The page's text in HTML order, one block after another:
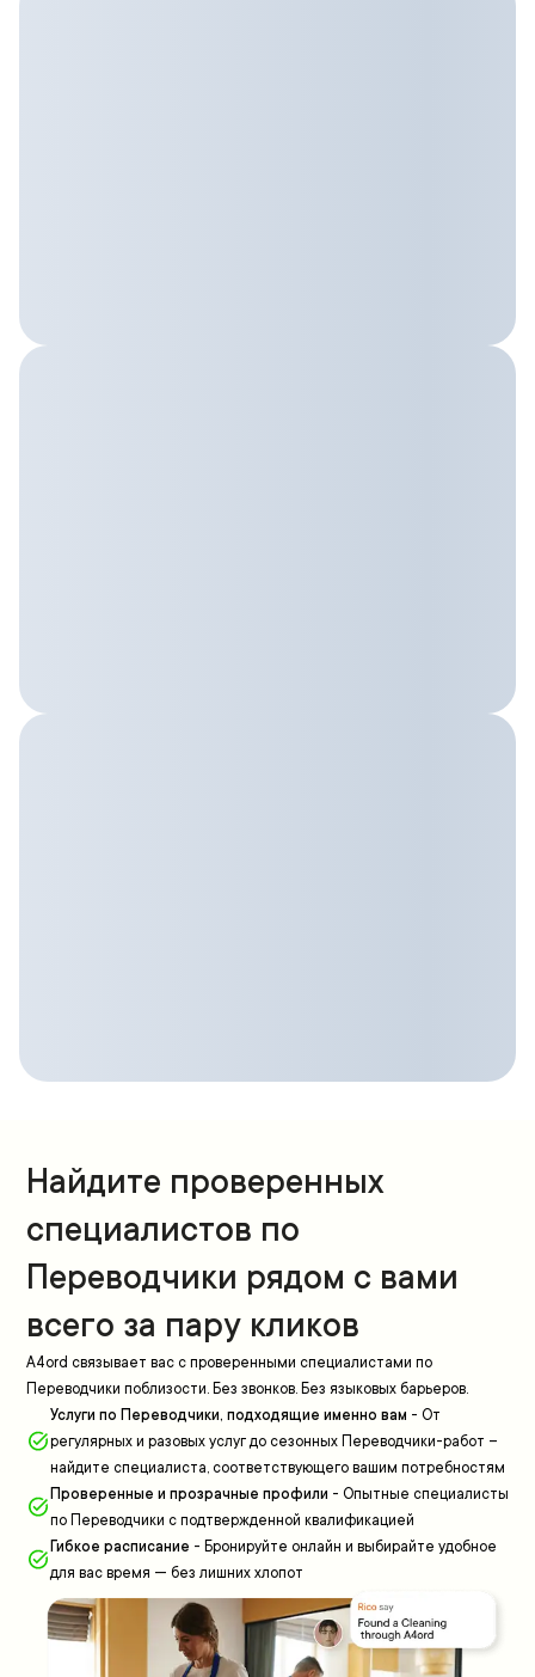
Найдите проверенных
специалистов по
Переводчики рядом с вами
всего за пару кликов
A4ord связывает вас с проверенными специалистами по
Переводчики поблизости. Без звонков. Без языковых барьеров.
Услуги по Переводчики, подходящие именно вам - От
регулярных и разовых услуг до сезонных Переводчики-работ –
найдите специалиста, соответствующего вашим потребностям
Проверенные и прозрачные профили - Опытные специалисты
по Переводчики с подтвержденной квалификацией
Гибкое расписание - Бронируйте онлайн и выбирайте удобное
для вас время — без лишних хлопот